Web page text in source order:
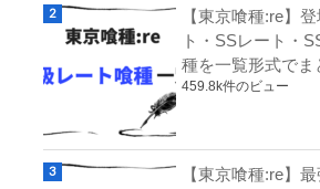
【東京喰種:re】
ト・SSレート・
種を一覧形式でま
459.8k件のビュー
【東京喰種:re】